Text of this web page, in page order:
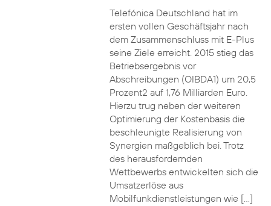
Telefónica Deutschland hat im
ersten vollen Geschäftsjahr nach
dem Zusammenschluss mit E-Plus
seine Ziele erreicht. 2015 stieg das
Betriebsergebnis vor
Abschreibungen (OIBDA1) um 20,5
Prozent2 auf 1,76 Milliarden Euro.
Hierzu trug neben der weiteren
Optimierung der Kostenbasis die
beschleunigte Realisierung von
Synergien maßgeblich bei. Trotz
des herausfordernden
Wettbewerbs entwickelten sich die
Umsatzerlöse aus
Mobilfunkdienstleistungen wie […]